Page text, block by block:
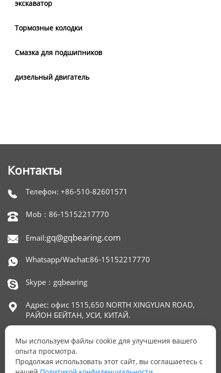
экскаватор
Тормозные колодки
Смазка для подшипников
дизельный двигатель
Контакты
 Телефон: +86-510-82601571
 Mob：86-15152217770
 Email:gq@gqbearing.com
 Whatsapp/Wachat:86-15152217770
 Skype：gqbearing

Адрес: офис 1515,650 NORTH XINGYUAN ROAD,
РАЙОН БЕЙТАН, УСИ, КИТАЙ.
ОСТАЛИСЬ ВОПРОСЫ?
Мы используем файлы cookie для улучшения вашего
опыта просмотра.
Продолжая использовать этот сайт, вы соглашаетесь с